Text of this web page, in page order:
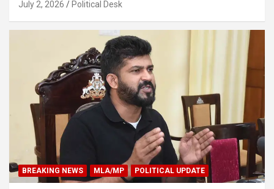
July 2, 2026 Political Desk
BREAKING NEWS MLA/MP POLITICAL UPDATE